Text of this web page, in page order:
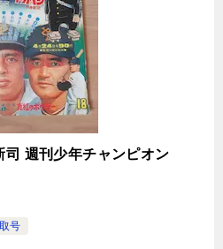
司 週刊少年チャンピオン
号